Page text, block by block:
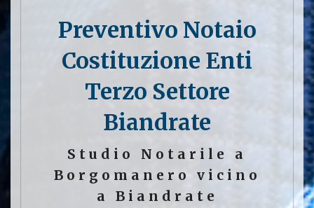
Preventivo Notaio
Costituzione Enti
Terzo Settore
Biandrate
Studio Notarile a
Borgomanero vicino
a Biandrate